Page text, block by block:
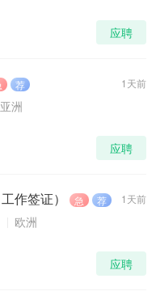
应聘
1天前
荐
亚洲
应聘
1天前
作签证） 急 荐
欧洲
应聘